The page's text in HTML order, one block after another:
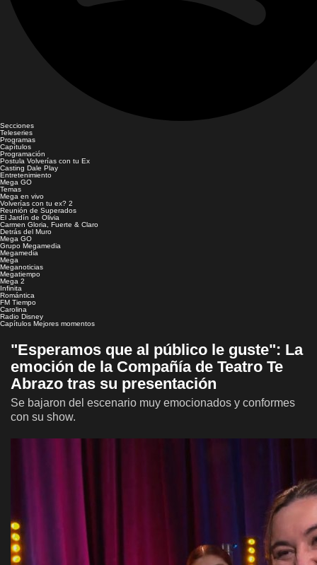
Secciones
Teleseries
Programas
Capítulos
Programación
Postula Volverías con tu Ex
Casting Dale Play
Entretenimiento
Mega GO
Temas
Mega en vivo
Volverías con tu ex? 2
Reunión de Superados
El Jardín de Olivia
Carmen Gloria, Fuerte & Claro
Detrás del Muro
Mega GO
Grupo Megamedia
Megamedia
Mega
Meganoticias
Megatiempo
Mega 2
Infinita
Romántica
FM Tiempo
Carolina
Radio Disney
Capítulos Mejores momentos
"Esperamos que al público le guste": La
emoción de la Compañía de Teatro Te
Abrazo tras su presentación
Se bajaron del escenario muy emocionados y conformes
con su show.